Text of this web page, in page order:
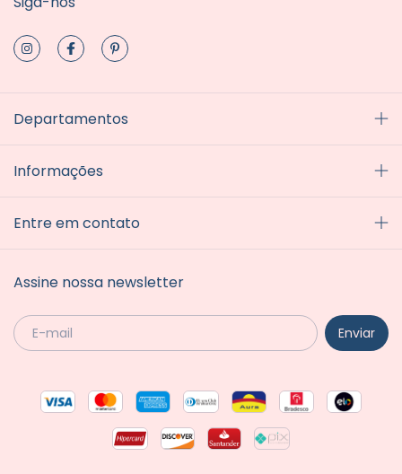
Departamentos
Informações
Entre em contato
Assine nossa newsletter